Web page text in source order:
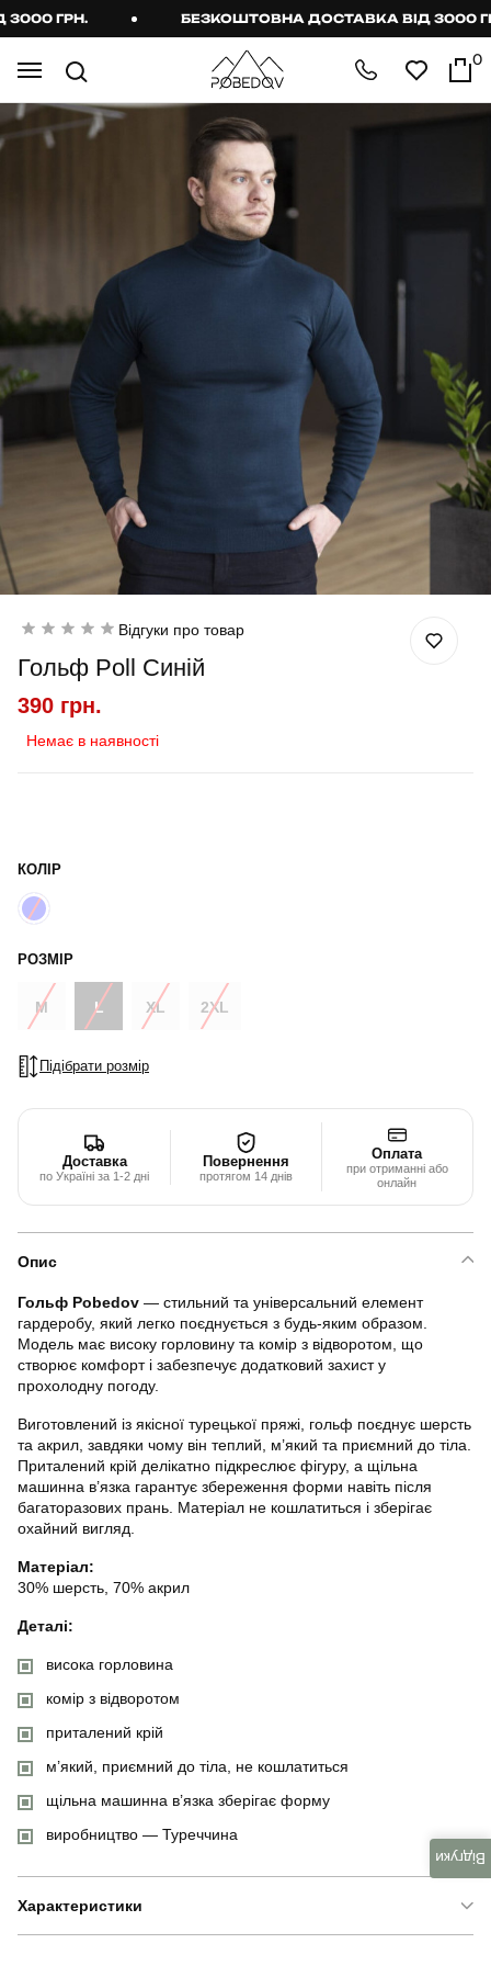
ГРН. БЕЗКОШТОВНА ДОСТАВКА ВІД 3000
0
Відгуки про товар
Гольф Poll Синій
390 грн.
Немає в наявності
КОЛІР
РОЗМІР
M L XL 2XL
Підібрати розмір
Доставка
по Україні за 1-2 дні
Повернення
протягом 14 днів
Оплата
при отриманні або
онлайн
Опис
Гольф Pobedov — стильний та універсальний елемент
гардеробу, який легко поєднується з будь-яким образом.
Модель має високу горловину та комір з відворотом, що
створює комфорт і забезпечує додатковий захист у
прохолодну погоду.
Виготовлений із якісної турецької пряжі, гольф поєднує шерсть
та акрил, завдяки чому він теплий, м’який та приємний до тіла.
Приталений крій делікатно підкреслює фігуру, а щільна
машинна в’язка гарантує збереження форми навіть після
багаторазових прань. Матеріал не кошлатиться і зберігає
охайний вигляд.
Матеріал:
30% шерсть, 70% акрил
Деталі:
висока горловина
комір з відворотом
приталений крій
м’який, приємний до тіла, не кошлатиться
щільна машинна в’язка зберігає форму
виробництво — Туреччина
Характеристики
Відгуки